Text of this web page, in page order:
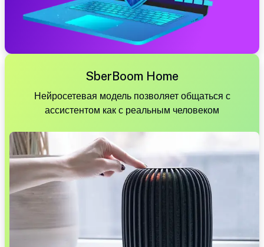
SberBoom Home
Нейросетевая модель позволяет общаться с
ассистентом как с реальным человеком